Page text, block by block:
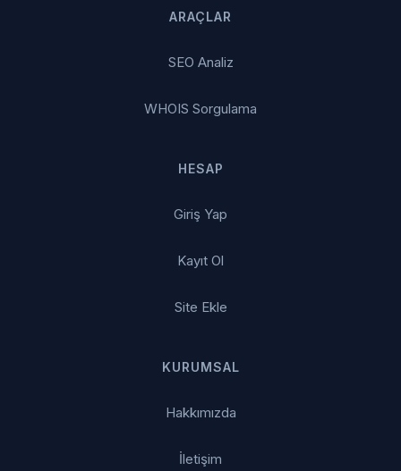
ARAÇLAR
SEO Analiz
WHOIS Sorgulama
HESAP
Giriş Yap
Kayıt Ol
Site Ekle
KURUMSAL
Hakkımızda
İletişim